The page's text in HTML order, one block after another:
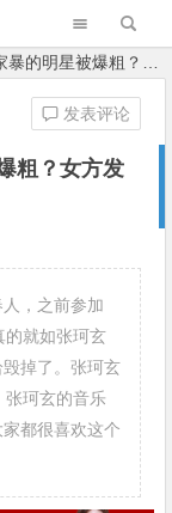
女方发声家暴只有零次和无数次
粗？女方发
发表评论
，之前参加
的就如张珂玄
掉了。张珂玄
张珂玄的音乐
都很喜欢这个